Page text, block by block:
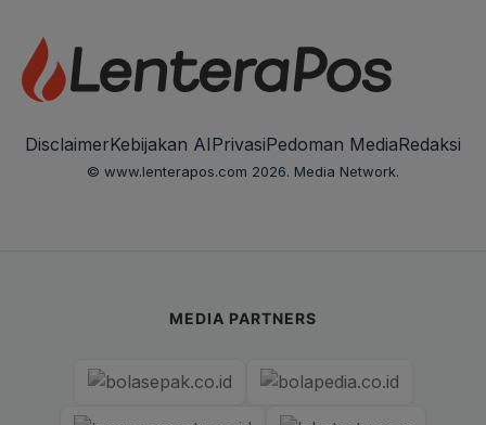
DisclaimerKebijakan AIPrivasiPedoman MediaRedaksi
© www.lenterapos.com 2026. Media Network.
MEDIA PARTNERS